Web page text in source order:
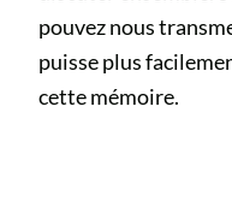
pouvez nous
puisse plus
cette mémoire.